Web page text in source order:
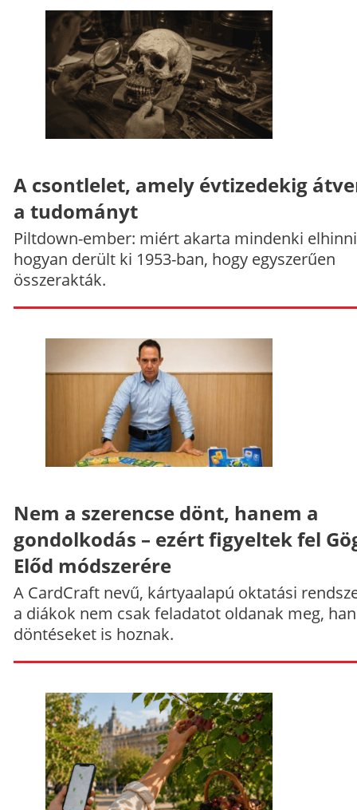
A csontlelet, amely évtizedekig
a tudományt
Piltdown-ember: miért akarta mindenki
hogyan derült ki 1953-ban, hogy egyszerűen
összerakták.
Nem a szerencse dönt, hanem a
gondolkodás – ezért figyeltek fel
Előd módszerére
A CardCraft nevű, kártyaalapú oktatási
a diákok nem csak feladatot oldanak meg,
döntéseket is hoznak.